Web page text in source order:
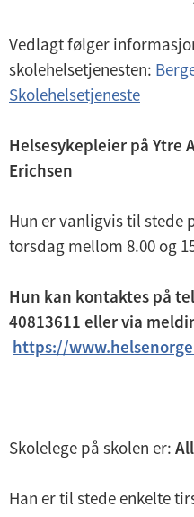
Vedlagt følger
skolehelsetjenesten:
Skolehelsetjeneste
Helsesykepleier på Ytre
Erichsen
Hun er vanligvis til stede
torsdag mellom 8.00 og
Hun kan kontaktes på
40813611 eller via
https://
Skolelege på skolen er:
Han er til stede enkelte